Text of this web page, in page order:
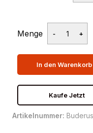
Menge
In den Warenkorb
Kaufe Jetzt
Artikelnummer: